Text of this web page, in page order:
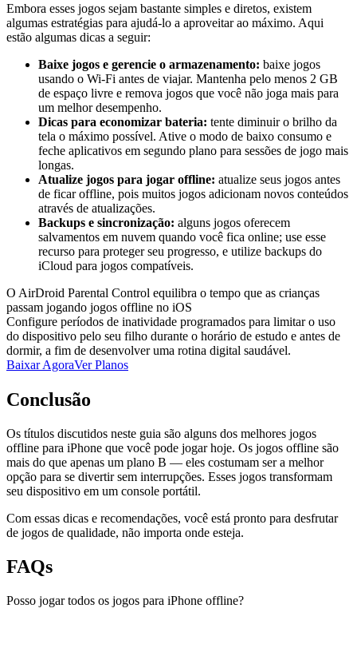
Embora esses jogos sejam bastante simples e diretos, existem
algumas estratégias para ajudá-lo a aproveitar ao máximo. Aqui
estão algumas dicas a seguir:
Baixe jogos e gerencie o armazenamento: baixe jogos
usando o Wi-Fi antes de viajar. Mantenha pelo menos 2 GB
de espaço livre e remova jogos que você não joga mais para
um melhor desempenho.
Dicas para economizar bateria: tente diminuir o brilho da
tela o máximo possível. Ative o modo de baixo consumo e
feche aplicativos em segundo plano para sessões de jogo mais
longas.
Atualize jogos para jogar offline: atualize seus jogos antes
de ficar offline, pois muitos jogos adicionam novos conteúdos
através de atualizações.
Backups e sincronização: alguns jogos oferecem
salvamentos em nuvem quando você fica online; use esse
recurso para proteger seu progresso, e utilize backups do
iCloud para jogos compatíveis.
O AirDroid Parental Control equilibra o tempo que as crianças
passam jogando jogos offline no iOS
Configure períodos de inatividade programados para limitar o uso
do dispositivo pelo seu filho durante o horário de estudo e antes de
dormir, a fim de desenvolver uma rotina digital saudável.
Baixar AgoraVer Planos
Conclusão
Os títulos discutidos neste guia são alguns dos melhores jogos
offline para iPhone que você pode jogar hoje. Os jogos offline são
mais do que apenas um plano B — eles costumam ser a melhor
opção para se divertir sem interrupções. Esses jogos transformam
seu dispositivo em um console portátil.
Com essas dicas e recomendações, você está pronto para desfrutar
de jogos de qualidade, não importa onde esteja.
FAQs
Posso jogar todos os jogos para iPhone offline?